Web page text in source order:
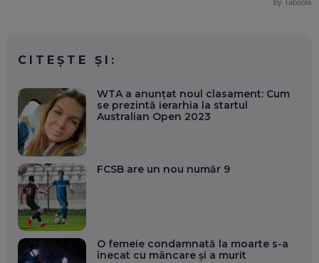
by Taboola
CITEȘTE ȘI:
WTA a anunțat noul clasament: Cum
se prezintă ierarhia la startul
Australian Open 2023
FCSB are un nou număr 9
O femeie condamnată la moarte s-a
înecat cu mâncare și a murit